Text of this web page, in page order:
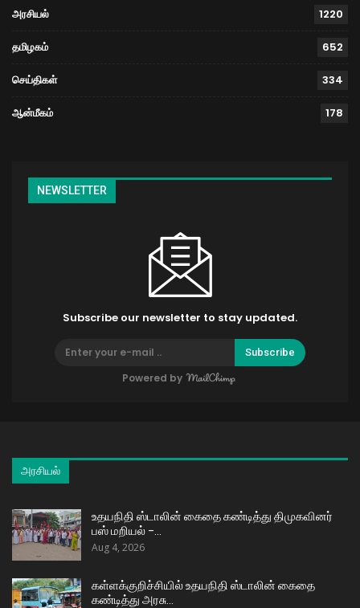
அரசியல் 1220
தமிழகம் 652
செய்திகள் 334
ஆன்மீகம் 178
NEWSLETTER
Subscribe our newsletter to stay updated.
Subscribe
Powered by
அரசியல்
உதயநிதி ஸ்டாலின் கைதை கண்டித்து திமுகவினர்
பஸ் மறியல் –…
Aug 4, 2026
கள்ளக்குறிச்சியில் உதயநிதி ஸ்டாலின் கைதை
கண்டித்து அரசு…